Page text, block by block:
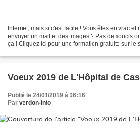
Internet, mais si c'est facile ! Vous êtes en vrac et
envoyer un mail et des images ? Pas de soucis
ça ! Cliquez ici pour une formation gratuite sur le
Voeux 2019 de L'Hôpital de
Publié le 24/01/2019 à 06:16
Par verdon-info